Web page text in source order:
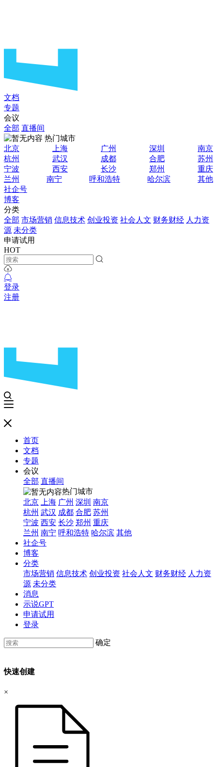
文档
专题
会议
全部 直播间
热门城市
北京
上海 广州 深圳
南京
杭州
武汉 成都 合肥
苏州
宁波
西安 长沙 郑州
重庆
兰州
南宁 呼和浩特 哈尔滨
其他
社企号
博客
分类
全部 市场营销 信息技术 创业投资 社会人文 财务财经 人力资
源 未分类
申请试用
HOT
登录
注册
首页
文档
专题
会议
全部 直播间
热门城市
北京
上海 广州 深圳 南京
杭州 武汉 成都 合肥 苏州
宁波 西安 长沙 郑州 重庆
兰州 南宁 呼和浩特 哈尔滨 其他
社企号
博客
分类
市场营销 信息技术 创业投资 社会人文 财务财经 人力资
源 未分类
消息
示说GPT
申请试用
登录
确定
快速创建
×